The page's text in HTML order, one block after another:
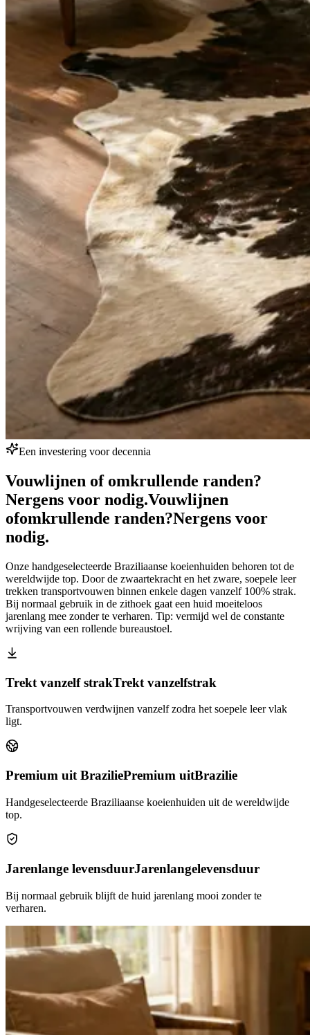
Een investering voor decennia
Vouwlijnen of omkrullende randen?
Nergens voor nodig.Vouwlijnen
ofomkrullende randen?Nergens voor
nodig.
Onze handgeselecteerde Braziliaanse koeienhuiden behoren tot de
wereldwijde top. Door de zwaartekracht en het zware, soepele leer
trekken transportvouwen binnen enkele dagen vanzelf 100% strak.
Bij normaal gebruik in de zithoek gaat een huid moeiteloos
jarenlang mee zonder te verharen. Tip: vermijd wel de constante
wrijving van een rollende bureaustoel.
Trekt vanzelf strakTrekt vanzelfstrak
Transportvouwen verdwijnen vanzelf zodra het soepele leer vlak
ligt.
Premium uit BraziliePremium uitBrazilie
Handgeselecteerde Braziliaanse koeienhuiden uit de wereldwijde
top.
Jarenlange levensduurJarenlangelevensduur
Bij normaal gebruik blijft de huid jarenlang mooi zonder te
verharen.